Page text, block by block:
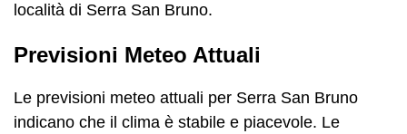
località di Serra San Bruno.
Previsioni Meteo Attuali
Le previsioni meteo attuali per Serra San Bruno
indicano che il clima è stabile e piacevole. Le